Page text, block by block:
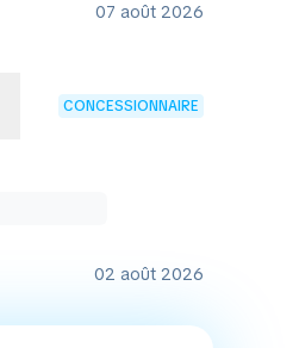
07 août 2026
CONCESSIONNAIRE
02 août 2026